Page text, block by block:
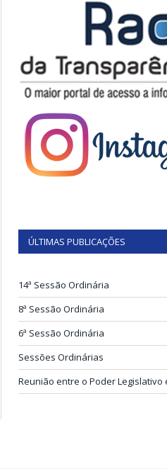
ÚLTIMAS PUBLICAÇÕES
14ª Sessão Ordinária
8ª Sessão Ordinária
6ª Sessão Ordinária
Sessões Ordinárias
Reunião entre o Poder Legislativo